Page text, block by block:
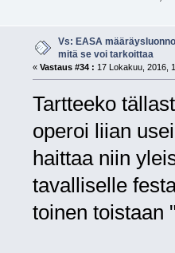
Vs: EASA
mitä se voi tarkoittaa
« Vastaus #34 : 17 Lokakuu, 2016,
Tartteeko
operoi liian
haittaa niin
tavalliselle
toinen toistaan